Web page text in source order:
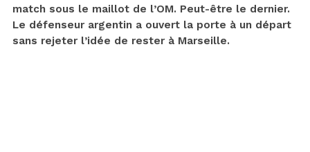
match sous le maillot de l’OM. Peut-être le dernier.
Le défenseur argentin a ouvert la porte à un départ
sans rejeter l’idée de rester à Marseille.